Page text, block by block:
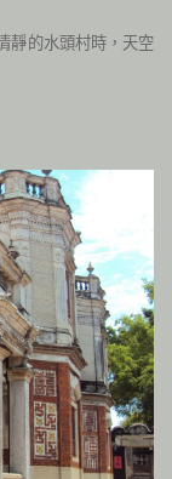
靜的水頭村時，天空